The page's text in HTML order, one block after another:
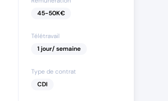
45-50K€
Télétravail
1 jour/ semaine
Type de contrat
CDI